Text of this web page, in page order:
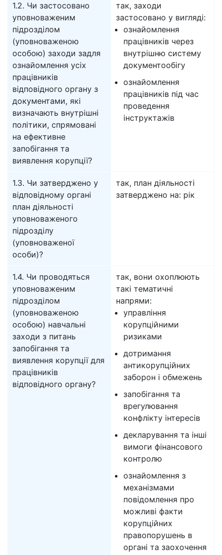
1.2. Чи застосовано
уповноваженим
підрозділом
(уповноваженою
особою) заходи задля
ознайомлення усіх
працівників
відповідного органу з
документами, які
визначають внутрішні
політики, спрямовані
на ефективне
запобігання та
виявлення корупції?
так, заходи
застосовано у вигляді:
ознайомлення
працівників через
внутрішню систему
документообігу
ознайомлення
працівників під час
проведення
інструктажів
1.3. Чи затверджено у
відповідному органі
план діяльності
уповноваженого
підрозділу
(уповноваженої
особи)?
так, план діяльності
затверджено на: рік
1.4. Чи проводяться
уповноваженим
підрозділом
(уповноваженою
особою) навчальні
заходи з питань
запобігання та
виявлення корупції для
працівників
відповідного органу?
так, вони охоплюють
такі тематичні
напрями:
управління
корупційними
ризиками
дотримання
антикорупційних
заборон і обмежень
запобігання та
врегулювання
конфлікту інтересів
декларування та інші
вимоги фінансового
контролю
ознайомлення з
механізмами
повідомлення про
можливі факти
корупційних
правопорушень в
органі та заохочення